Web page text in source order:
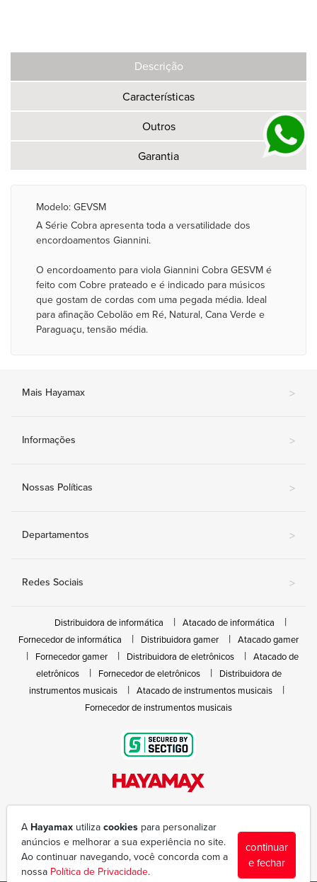
Descrição
Características
Outros
Garantia
Modelo: GEVSM
A Série Cobra apresenta toda a versatilidade dos
encordoamentos Giannini.
O encordoamento para viola Giannini Cobra GESVM é
feito com Cobre prateado e é indicado para músicos
que gostam de cordas com uma pegada média. Ideal
para afinação Cebolão em Ré, Natural, Cana Verde e
Paraguaçu, tensão média.
Mais Hayamax >
Informações >
Nossas Políticas >
Departamentos >
Redes Sociais >
Distribuidora de informática
Atacado de informática
Fornecedor de informática
Distribuidora gamer
Atacado gamer
Fornecedor gamer
Distribuidora de eletrônicos
Atacado de
eletrônicos
Fornecedor de eletrônicos
Distribuidora de
instrumentos musicais
Atacado de instrumentos musicais
Fornecedor de instrumentos musicais
(43) 3377-6600
hayamax@hayamax.com.br
Segunda à sexta das 8:00 às 18:00
A Hayamax utiliza cookies para personalizar
anúncios e melhorar a sua experiência no site.
Ao continuar navegando, você concorda com a
nossa Política de Privacidade.
continuar
e fechar